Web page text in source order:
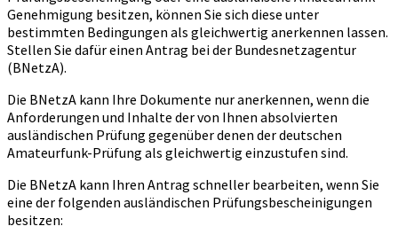
Genehmigung besitzen, können Sie sich diese unter
bestimmten Bedingungen als gleichwertig anerkennen lassen.
Stellen Sie dafür einen Antrag bei der Bundesnetzagentur
(BNetzA).
Die BNetzA kann Ihre Dokumente nur anerkennen, wenn die
Anforderungen und Inhalte der von Ihnen absolvierten
ausländischen Prüfung gegenüber denen der deutschen
Amateurfunk-Prüfung als gleichwertig einzustufen sind.
Die BNetzA kann Ihren Antrag schneller bearbeiten, wenn Sie
eine der folgenden ausländischen Prüfungsbescheinigungen
besitzen: